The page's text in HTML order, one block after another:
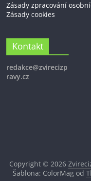
Zásady zpracování
Zásady cookies
Kontakt
redakce@zvirecizp
ravy.cz
Copyright © 2026
Šablona: ColorMag od